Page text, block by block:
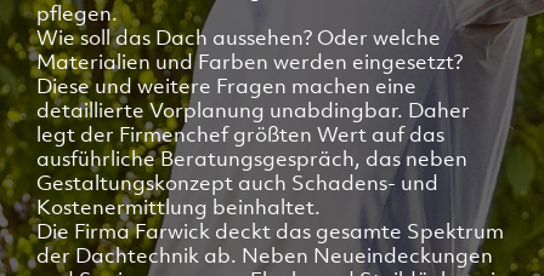
pflegen.
Wie soll das Dach aussehen? Oder welche
Materialien und Farben werden eingesetzt?
Diese und weitere Fragen machen eine
detaillierte Vorplanung unabdingbar. Daher
legt der Firmenchef größten Wert auf das
ausführliche Beratungsgespräch, das neben
Gestaltungskonzept auch Schadens- und
Kostenermittlung beinhaltet.
Die Firma Farwick deckt das gesamte Spektrum
der Dachtechnik ab. Neben Neueindeckungen